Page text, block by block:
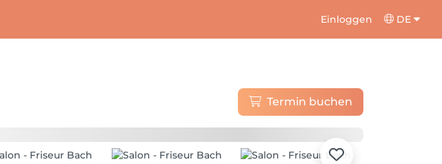
Einloggen DE
Termin buchen